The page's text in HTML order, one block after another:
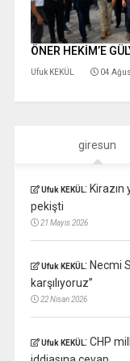
ÖNER HEKİM’E
Ufuk KEKÜL 04
giresun
Ufuk KEKÜL: Kirazın
pekişti
21 Mayıs 2026
Ufuk KEKÜL: Necmi
karşılıyoruz”
22 Nisan 2026
Ufuk KEKÜL: CHP